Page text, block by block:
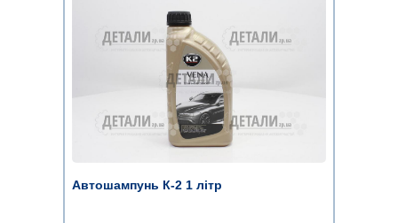
Автошампунь К-2 1 літр